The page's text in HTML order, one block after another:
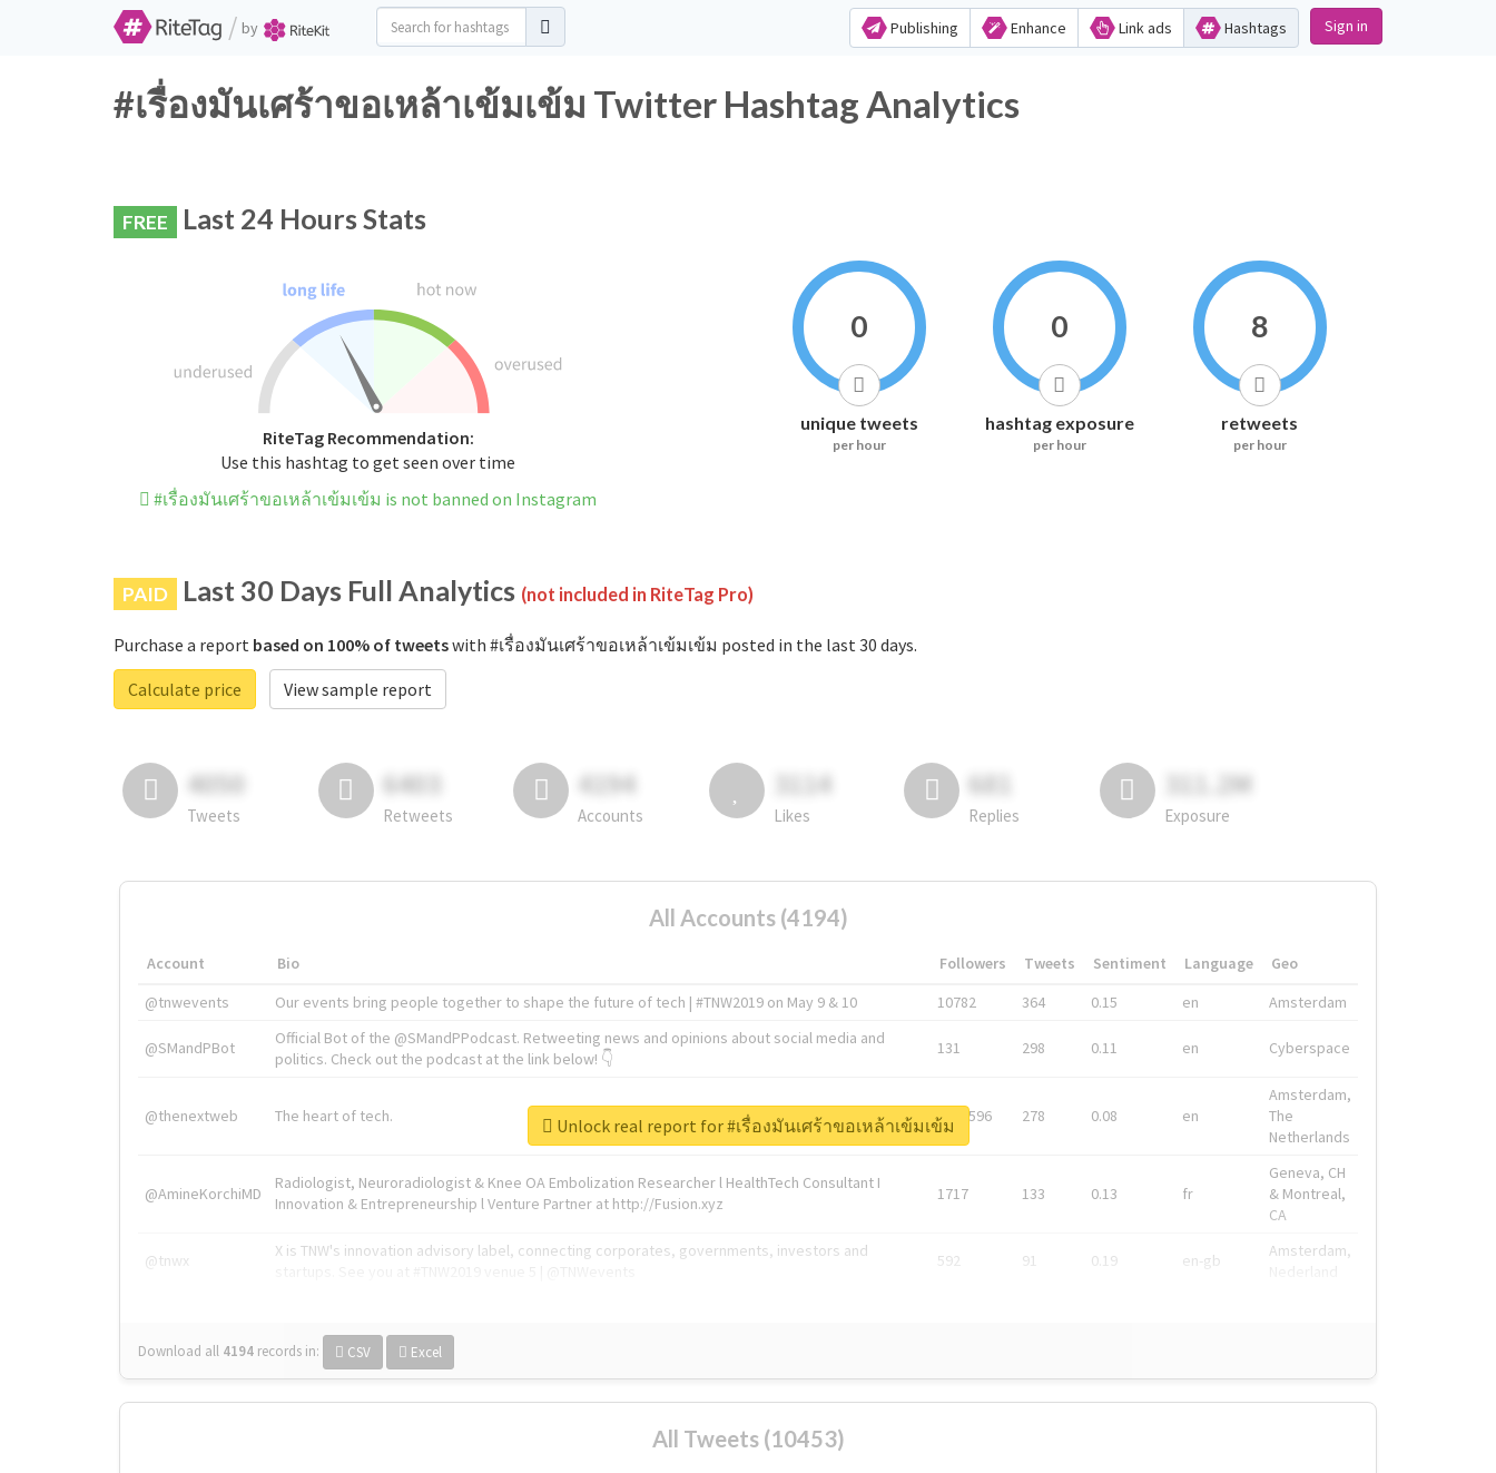
/ by Publishing Enhance Link ads Hashtags Sign in
#เรื่องมันเศร้าขอเหล้าเข้มเข้ม Twitter Hashtag Analytics
FREE Last 24 Hours Stats
RiteTag Recommendation:
Use this hashtag to get seen over time
#เรื่องมันเศร้าขอเหล้าเข้มเข้ม is not banned on Instagram
0
unique tweets
per hour
0
hashtag exposure
per hour
8
retweets
per hour
PAID Last 30 Days Full Analytics (not included in RiteTag Pro)
Purchase a report based on 100% of tweetswith #เรื่องมันเศร้าขอเหล้าเข้มเข้ม posted in the last 30 days.
Calculate price
View sample report
4050
Tweets
6403
Retweets
4194
Accounts
3114
Likes
681
Replies
311.2M
Exposure
All Accounts (4194)
Account Bio Followers Tweets Sentiment Language
Geo
@tnwevents
Our events bring people together to shape the future of tech | #TNW2019 on May 9 & 10 10782 364 0.15 en Amsterdam
@SMandPBot
Official Bot of the @SMandPPodcast. Retweeting news and opinions about social media and
politics. Check out the podcast at the link below! 👇
131 298 0.11 en Cyberspace
@thenextweb The heart of tech. 1743596 278 0.08 en
Amsterdam,
The
Netherlands
@AmineKorchiMD
Radiologist, Neuroradiologist & Knee OA Embolization Researcher l HealthTech Consultant I
Innovation & Entrepreneurship l Venture Partner at http://Fusion.xyz
1717 133 0.13 fr
Geneva, CH
& Montreal,
CA
@tnwx
X is TNW's innovation advisory label, connecting corporates, governments, investors and
592 91 0.19 en-gb
Amsterdam,
Download all 4194 records in: CSV Excel
Unlock real report for #เรื่องมันเศร้าขอเหล้าเข้มเข้ม
All Tweets (10453)